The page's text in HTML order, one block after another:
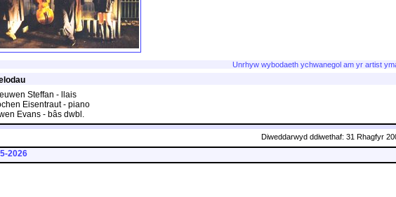
Unrhyw wybodaeth ychwanegol am yr artist
Steffan - llais
Eisentraut - piano
Evans - bâs dwbl.
Diweddarwyd ddiwethaf: 31 Rhagfyr
2026